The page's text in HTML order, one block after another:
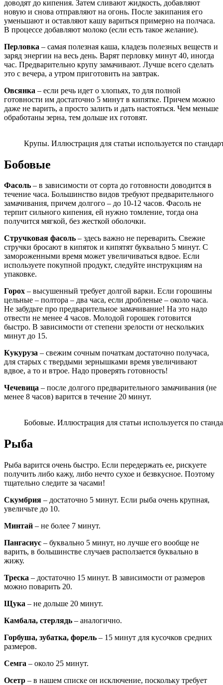
доводят до кипения. Затем сливают жидкость, добавляют
новую и снова отправляют на огонь. После закипания его
уменьшают и оставляют кашу вариться примерно на полчаса.
В процессе добавляют молоко (если есть такое желание).
Перловка – самая полезная каша, кладезь полезных веществ и
заряд энергии на весь день. Варят перловку минут 40, иногда
час. Предварительно крупу замачивают. Лучше всего сделать
это с вечера, а утром приготовить на завтрак.
Овсянка – если речь идет о хлопьях, то для полной
готовности им достаточно 5 минут в кипятке. Причем можно
даже не варить, а просто залить и дать настояться. Чем меньше
обработаны зерна, тем дольше их готовят.
Крупы. Иллюстрация для статьи используется по
Бобовые
Фасоль – в зависимости от сорта до готовности доводится в
течение часа. Большинство видов требуют предварительного
замачивания, причем долгого – до 10-12 часов. Фасоль не
терпит сильного кипения, ей нужно томление, тогда она
получится мягкой, без жесткой оболочки.
Стручковая фасоль – здесь важно не переварить. Свежие
стручки бросают в кипяток и кипятят буквально 5 минут. С
замороженными время может увеличиваться вдвое. Если
используете покупной продукт, следуйте инструкциям на
упаковке.
Горох – высушенный требует долгой варки. Если горошины
цельные – полтора – два часа, если дробленые – около часа.
Не забудьте про предварительное замачивание! На это надо
отвести не менее 4 часов. Молодой горошек готовится
быстро. В зависимости от степени зрелости от нескольких
минут до 15.
Кукуруза – свежим сочным початкам достаточно получаса,
для старых с твердыми зернышками время увеличивают
вдвое, а то и втрое. Надо проверять готовность!
Чечевица – после долгого предварительного замачивания (не
менее 8 часов) варится в течение 20 минут.
Бобовые. Иллюстрация для статьи используется по
Рыба
Рыба варится очень быстро. Если передержать ее, рискуете
получить либо кажу, либо нечто сухое и безвкусное. Поэтому
тщательно следите за часами!
Скумбрия – достаточно 5 минут. Если рыба очень крупная,
увеличьте до 10.
Минтай – не более 7 минут.
Пангасиус – буквально 5 минут, но лучше его вообще не
варить, в большинстве случаев расползается буквально в
жижу.
Треска – достаточно 15 минут. В зависимости от размеров
можно поварить 20.
Щука – не дольше 20 минут.
Камбала, стерлядь – аналогично.
Горбуша, зубатка, форель – 15 минут для кусочков средних
размеров.
Семга – около 25 минут.
Осетр – в нашем списке он исключение, поскольку требует